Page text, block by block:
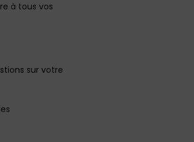
à tous vos
sur votre